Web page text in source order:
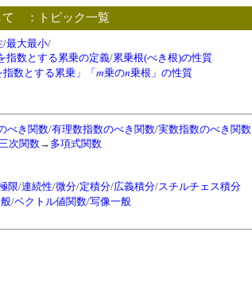
して ：トピック一覧
/最大最小/
指数とする累乗の定義/累乗根(べき根)の性質
指数とする累乗」「m乗のn乗根」の性質
べき関数/有理数指数のべき関数/実数指数のべき関数
次関数→ 多項式関数
限/連続性/微分/定積分/広義積分/スチルチェス積分
/ベクトル値関数/写像一般